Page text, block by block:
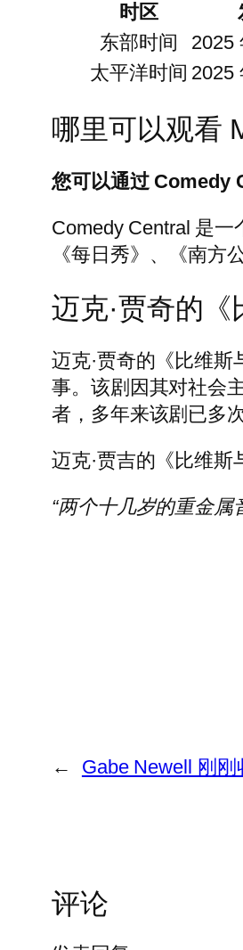
时区
东部时间
2025
太平洋时间 2025
哪里可以观看
您可以通过 Comedy
Comedy Central 是
《每日秀》、《南方
迈克·贾奇的
迈克·贾奇的《比维
事。该剧因其对社会
者，多年来该剧已多次
迈克·贾吉的《比维斯
“两个十几岁的重金属
← Gabe Newell 刚
评论